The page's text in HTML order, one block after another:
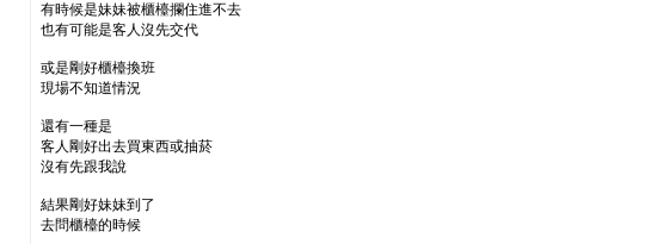
有時候是妹妹被櫃檯攔住進不去
也有可能是客人沒先交代
或是剛好櫃檯換班
現場不知道情況
還有一種是
客人剛好出去買東西或抽菸
沒有先跟我說
結果剛好妹妹到了
去問櫃檯的時候